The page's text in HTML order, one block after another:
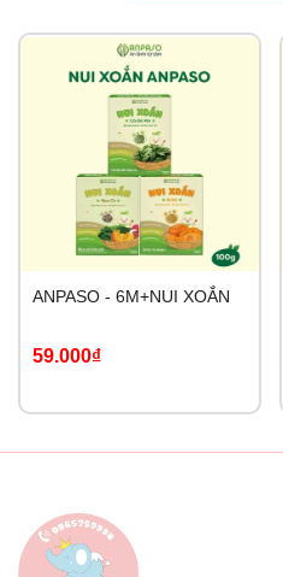
ANPASO - 6M+NUI XOẮN
59.000₫